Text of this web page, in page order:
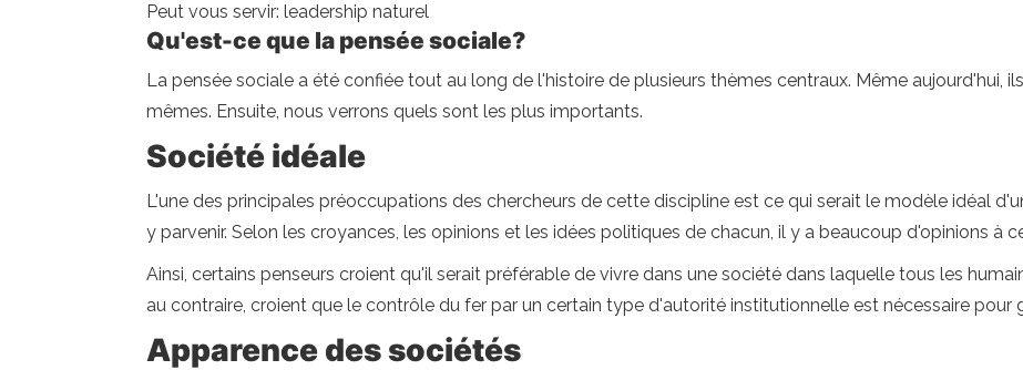
Peut vous servir: leadership naturel
Qu'est-ce que la pensée sociale?
La pensée sociale a été confiée tout au long de l'histoire de plusieurs thèmes centraux. Même aujourd'hui,
mêmes. Ensuite, nous verrons quels sont les plus importants.
Société idéale
L'une des principales préoccupations des chercheurs de cette discipline est ce qui serait le modèle idéal
y parvenir. Selon les croyances, les opinions et les idées politiques de chacun, il y a beaucoup d'opinions à
Ainsi, certains penseurs croient qu'il serait préférable de vivre dans une société dans laquelle tous les
au contraire, croient que le contrôle du fer par un certain type d'autorité institutionnelle est nécessaire pour
Apparence des sociétés